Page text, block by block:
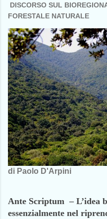
DISCORSO SUL
FORESTALE NATURALE
di Paolo D'Arpini
Ante Scriptum – L’idea
essenzialmente nel